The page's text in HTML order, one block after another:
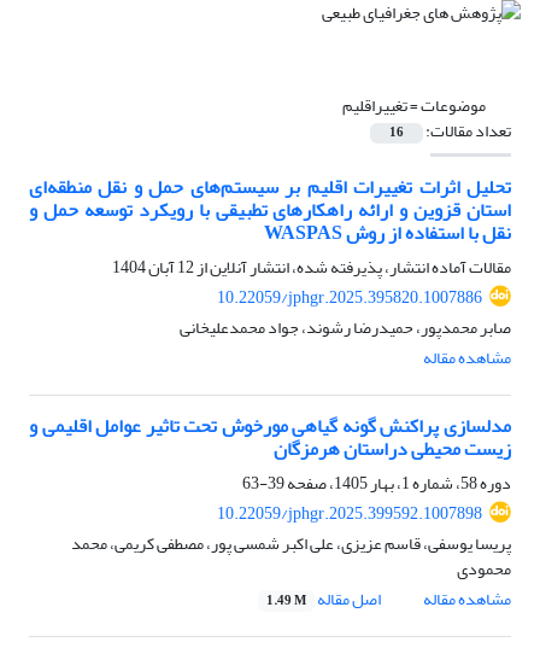
موضوعات =تغییراقلیم
تعداد مقالات: 16
تحلیل اثرات تغییرات اقلیم بر سیستم‌های حمل و نقل منطقه‌ای
استان قزوین و ارائه راهکارهای تطبیقی با رویکرد توسعه حمل و
نقل با استفاده از روش WASPAS
مقالات آماده انتشار، پذیرفته شده، انتشار آنلاین از12 آبان 1404
10.22059/jphgr.2025.395820.1007886
صابر محمدپور، حمیدرضا رشوند، جواد محمدعلیخانی
مشاهده مقاله
مدلسازی پراکنش گونه گیاهی مورخوش تحت تاثیر عوامل اقلیمی و
زیست محیطی دراستان هرمزگان
دوره 58، شماره 1، بهار 1405، صفحه
39-63
10.22059/jphgr.2025.399592.1007898
پریسا یوسفی، قاسم عزیزی، علی اکبر شمسی پور، مصطفی کریمی، محمد
محمودی
مشاهده مقاله
اصل مقاله 1.49 M